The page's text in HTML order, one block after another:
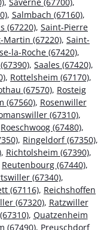
, Salmbach (67160),
(67220), Saint-Pierre
Martin (67220), Saint-
la-Roche (67420),
, Saales (67420),
, Rottelsheim (67170),
(67570), Rosteig
(67560), Rosenwiller
(67310),
Roeschwoog (67480),
, Ringeldorf (67350),
, Richtolsheim (67390),
Reutenbourg (67440),
(67340),
(67116), Reichshoffen
(67320), Ratzwiller
, Quatzenheim
(67490), Preuschdorf